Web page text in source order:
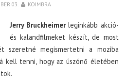
03. KOIMBRA
Jerry Bruckheimerleginkább akció-
és kalandfilmeket készít, de most
megismertetni a moziba
kell tenni, hogy az úszónő életében